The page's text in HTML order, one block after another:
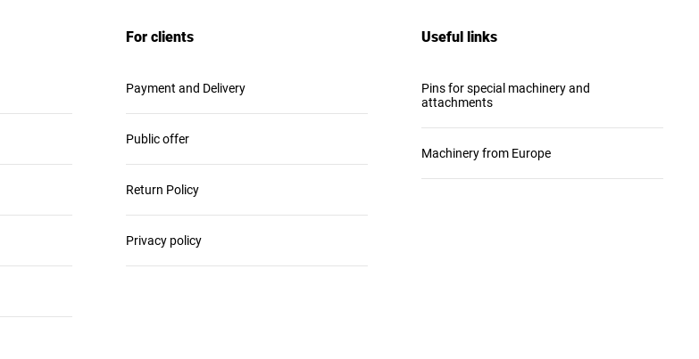
For clients
Payment and Delivery
Public offer
Return Policy
Privacy policy
Useful links
Pins for special machinery and
attachments
Machinery from Europe